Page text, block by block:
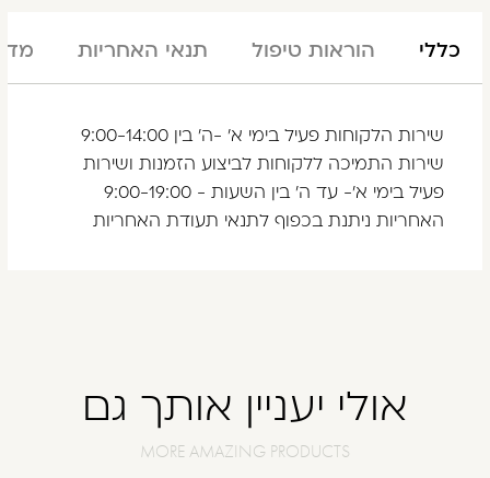
כללי הוראות טיפול תנאי האחריות
שירות הלקוחות פעיל בימי א' -ה' בין 9:00-14:00
שירות התמיכה ללקוחות לביצוע הזמנות ושירות
פעיל בימי א'- עד ה' בין השעות - 9:00-19:00
האחריות ניתנת בכפוף לתנאי תעודת האחריות
אולי יעניין אותך גם